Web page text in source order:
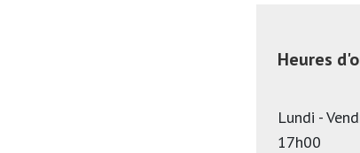
Heures
Lundi -
17h00